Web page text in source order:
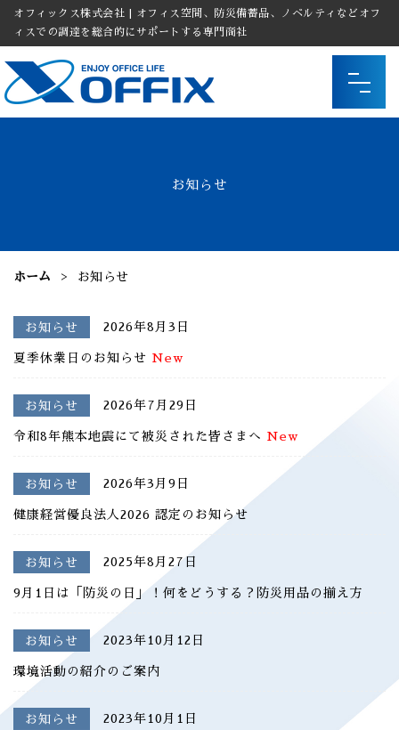
オフィックス株式会社 | オフィス空間、防災備蓄品、ノベルティなどオフ
ィスでの調達を総合的にサポートする専門商社
お知らせ
ホーム お知らせ
お知らせ 2026年8月3日
夏季休業日のお知らせ New
お知らせ 2026年7月29日
令和8年熊本地震にて被災された皆さまへ New
お知らせ 2026年3月9日
健康経営優良法人2026 認定のお知らせ
お知らせ 2025年8月27日
9月1日は「防災の日」！何をどうする？防災用品の揃え方
お知らせ 2023年10月12日
環境活動の紹介のご案内
お知らせ 2023年10月1日